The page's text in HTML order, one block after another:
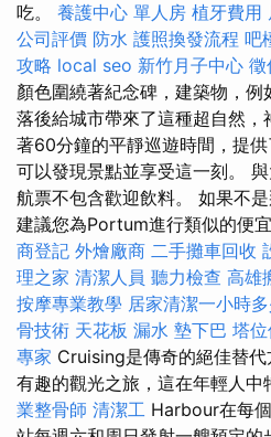
吃。 養護中心 單人房 植牙費用
公司評價 防水 護照換發流程 吧
攻略 local seo 新竹月子中心 徵
顏色圍繞著紀念碑，建築物，
落後給城市帶來了這種超自然
著60分鐘的平靜巡遊時間，提
可以發現景點並享受這一刻。
航票不包含歡迎飲料。 如果不
建議您為Portum進行類似的便
商登記 外燴廠商 二手攤車回收
理之家 清潔人員 聽力檢查 高雄
按摩專業教學 居家清潔一小時
骨技術 天花板 漏水 墊下巴 塔
專家 Cruising是傳奇的絕佳替
有趣的觀光之旅，這在年輕人
業整骨師 清潔工 Harbour在每